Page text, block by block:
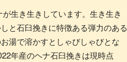
生き生きしています。生き生き
と石臼挽きに特徴ある弾力のある
湯で溶かすとしゃびしゃびとな
年産のヘナ石臼挽きは現時点